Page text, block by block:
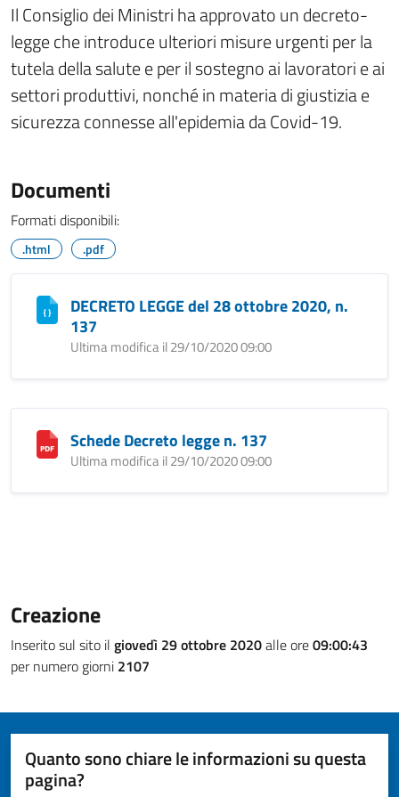
Il Consiglio dei Ministri ha approvato un decreto-
legge che introduce ulteriori misure urgenti per la
tutela della salute e per il sostegno ai lavoratori e ai
settori produttivi, nonché in materia di giustizia e
sicurezza connesse all'epidemia da Covid-19.
Documenti
Formati disponibili:
.html .pdf
DECRETO LEGGE del 28 ottobre 2020, n.
137
Ultima modifica il 29/10/2020 09:00
Schede Decreto legge n. 137
Ultima modifica il 29/10/2020 09:00
Creazione
Inserito sul sito il giovedì 29 ottobre 2020alle ore09:00:43
per numero giorni 2107
Quanto sono chiare le informazioni su questa
pagina?